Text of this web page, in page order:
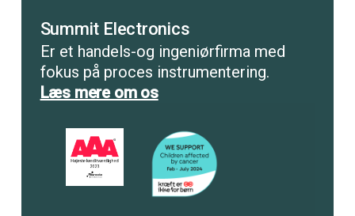
Summit Electronics
Er et handels-og ingeniørfirma med
fokus på proces instrumentering.
Læs mere om os